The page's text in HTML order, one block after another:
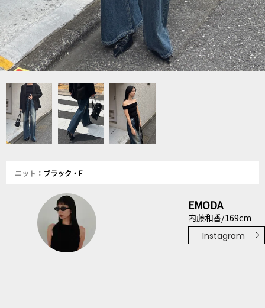
ニット： ブラック・F
EMODA
内藤和香/169cm
Instagram